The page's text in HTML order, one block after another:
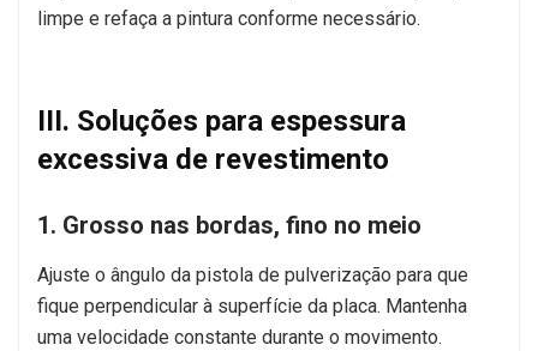
limpe e refaça a pintura conforme necessário.
III. Soluções para espessura
excessiva de revestimento
1. Grosso nas bordas, fino no meio
Ajuste o ângulo da pistola de pulverização para que
fique perpendicular à superfície da placa. Mantenha
uma velocidade constante durante o movimento.